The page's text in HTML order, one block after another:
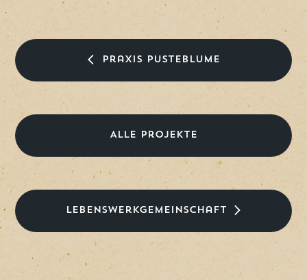
Praxis Pusteblume
Alle Projekte
Lebenswerkgemeinschaft